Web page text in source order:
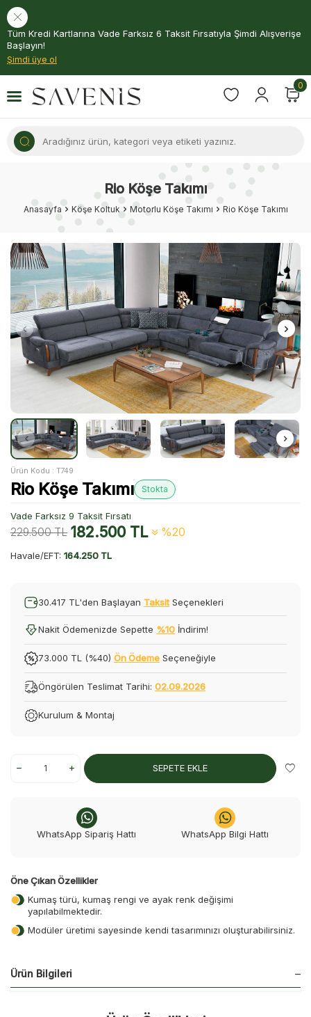
Tüm Kredi Kartlarına Vade Farksız 6 Taksit Fırsatıyla Şimdi Alışverişe
Başlayın!
Şimdi üye ol
0
Rio Köşe Takımı
Anasayfa Köşe Koltuk Motorlu Köşe Takımı Rio Köşe Takımı
Ürün Kodu : T749
Rio Köşe Takımı Stokta
Vade Farksız 9 Taksit Fırsatı
229.500TL 182.500TL %20
Havale/EFT: 164.250 TL
30.417 TL'den Başlayan Taksit Seçenekleri
Nakit Ödemenizde Sepette %10 İndirim!
73.000 TL (%40) Ön Ödeme Seçeneğiyle
Öngörülen Teslimat Tarihi: 02.09.2026
Kurulum & Montaj
SEPETE EKLE
WhatsApp Sipariş Hattı WhatsApp Bilgi Hattı
Öne Çıkan Özellikler
Kumaş türü, kumaş rengi ve ayak renk değişimi
yapılabilmektedir.
Modüler üretimi sayesinde kendi tasarımınızı oluşturabilirsiniz.
Ürün Bilgileri